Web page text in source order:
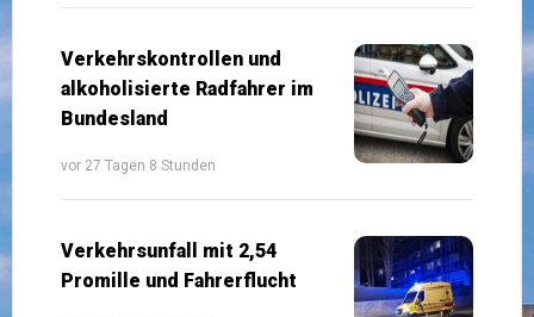
Verkehrskontrollen und
alkoholisierte Radfahrer im
Bundesland
vor 27 Tagen 8 Stunden
Verkehrsunfall mit 2,54
Promille und Fahrerflucht